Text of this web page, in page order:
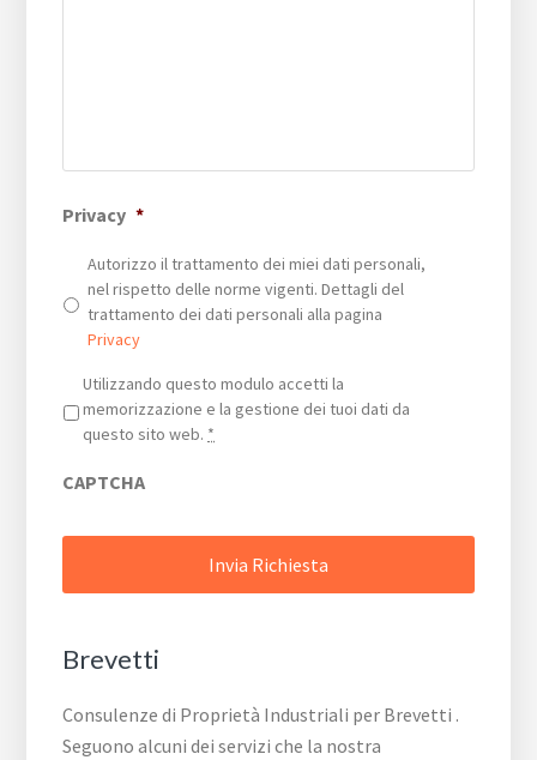
Privacy *
Autorizzo il trattamento dei miei dati personali,
nel rispetto delle norme vigenti. Dettagli del
trattamento dei dati personali alla pagina
Privacy
Privacy *
Utilizzando questo modulo accetti la
memorizzazione e la gestione dei tuoi dati da
questo sito web. *
CAPTCHA
Brevetti
Consulenze di Proprietà Industriali per Brevetti .
Seguono alcuni dei servizi che la nostra